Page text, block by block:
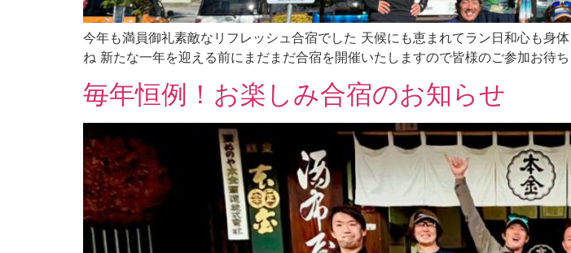
今年も満員御礼素敵なリフレッシュ合宿でした 天候にも恵まれてラン日和心も身
ね 新たな一年を迎える前にまだまだ合宿を開催いたしますので皆様のご参加お待
毎年恒例！お楽しみ合宿のお知らせ